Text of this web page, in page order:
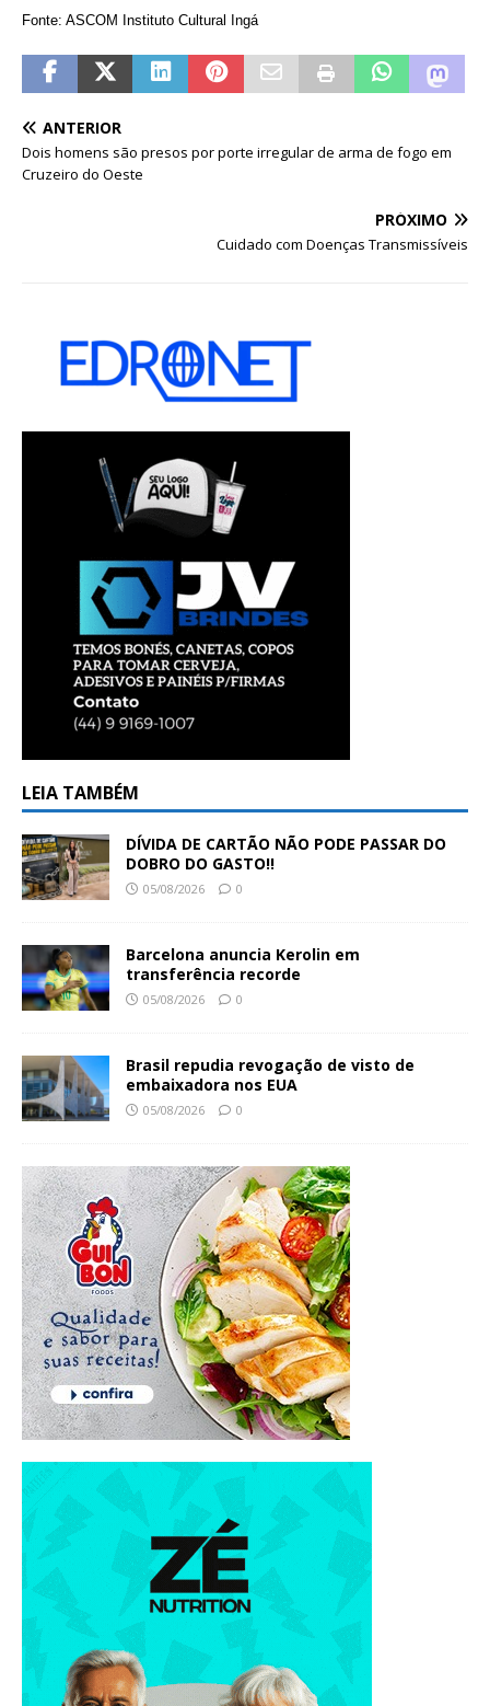
Fonte: ASCOM Instituto Cultural Ingá
ANTERIOR
Dois homens são presos por porte irregular de arma de fogo em
Cruzeiro do Oeste
PRÓXIMO
Cuidado com Doenças Transmissíveis
LEIA TAMBÉM
DÍVIDA DE CARTÃO NÃO PODE PASSAR DO
DOBRO DO GASTO!!
05/08/2026 0
Barcelona anuncia Kerolin em
transferência recorde
05/08/2026 0
Brasil repudia revogação de visto de
embaixadora nos EUA
05/08/2026 0